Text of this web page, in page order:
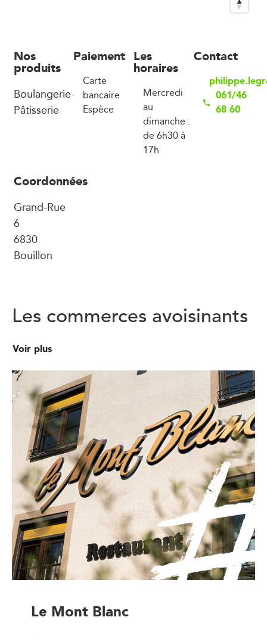
Nos
produits
Boulangerie-
Pâtisserie
Paiement
Carte
bancaire
Espèce
Les
horaires
Mercredi
au
dimanche :
de 6h30 à
17h
Contact
061/46
68 60
Coordonnées
Grand-Rue
6
6830
Bouillon
Les commerces avoisinants
Voir plus
Le Mont Blanc